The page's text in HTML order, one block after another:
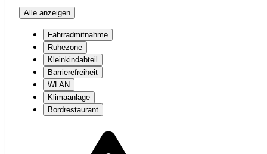
Alle anzeigen
Fahrradmitnahme
Ruhezone
Kleinkindabteil
Barrierefreiheit
WLAN
Klimaanlage
Bordrestaurant